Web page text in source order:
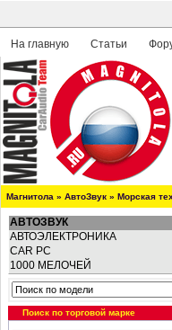
На главную Статьи
Магнитола » АвтоЗвук » Морская
АВТОЗВУК
АВТОЭЛЕКТРОНИКА
CAR PC
1000 МЕЛОЧЕЙ
Поиск по торговой марке